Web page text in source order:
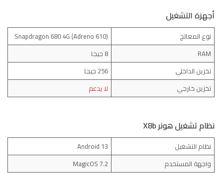
أجهزة التشغيل
نوع المعالج
(Snapdragon 680 4G (Adreno 610
RAM
8 جيجا
تخزين الداخلي
256 جيجا
تخزين خارجي
لا يدعم
نظام تشغيل هونر X8b
نظام التشغيل
Android 13
واجهة المستخدم
MagicOS 7.2